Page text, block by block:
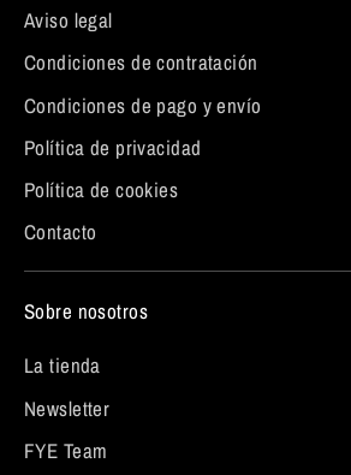
Aviso legal
Condiciones de contratación
Condiciones de pago y envío
Política de privacidad
Política de cookies
Contacto
Sobre nosotros
La tienda
Newsletter
FYE Team